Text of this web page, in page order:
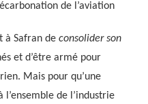
de l’aviation
à Safran de consolider son
et d’être armé pour
Mais pour qu’une
de l’industrie